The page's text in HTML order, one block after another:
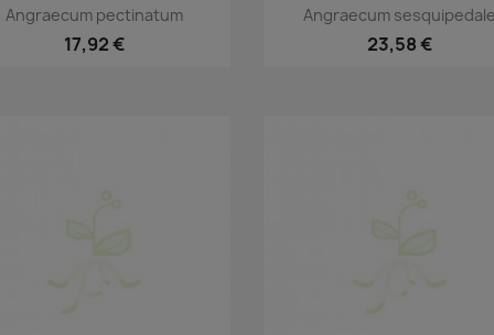
Aperçu rapide
Angraecum pectinatum
17,92 €
Aperçu rapide
Angraecum sesquipedale
23,58 €